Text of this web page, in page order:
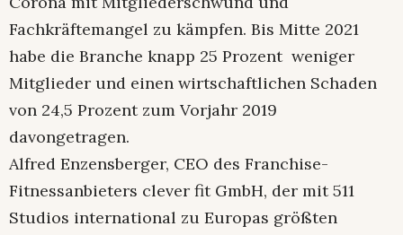
Fachkräftemangel zu kämpfen. Bis Mitte 2021
habe die Branche knapp 25 Prozent weniger
Mitglieder und einen wirtschaftlichen Schaden
von 24,5 Prozent zum Vorjahr 2019
davongetragen.
Alfred Enzensberger, CEO des Franchise-
Fitnessanbieters clever fit GmbH, der mit 511
Studios international zu Europas größten